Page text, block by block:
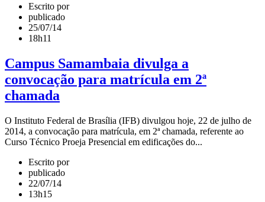
Escrito por
publicado
25/07/14
18h11
Campus Samambaia divulga a
convocação para matrícula em 2ª
chamada
O Instituto Federal de Brasília (IFB) divulgou hoje, 22 de julho de
2014, a convocação para matrícula, em 2ª chamada, referente ao
Curso Técnico Proeja Presencial em edificações do...
Escrito por
publicado
22/07/14
13h15